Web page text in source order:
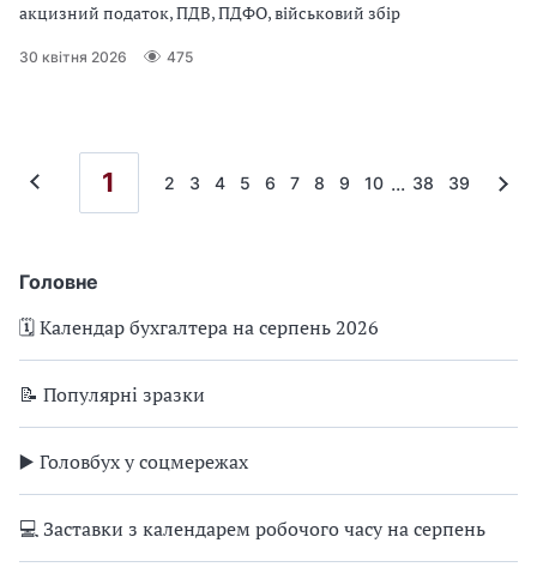
Головне
🗓️ Календар бухгалтера на серпень 2026
📝 Популярні зразки
▶️ Головбух у соцмережах
💻 Заставки з календарем робочого часу на серпень
акцизний податок, ПДВ, ПДФО, військовий збір
30 квітня 2026 475
1 2 3 4 5 6 7 8 9 10 ... 38 39